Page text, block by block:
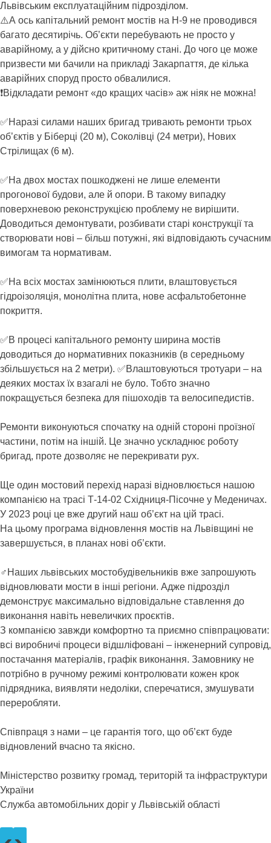
Львівським експлуатаційним підрозділом.
⚠️А ось капітальний ремонт мостів на Н-9 не проводився
багато десятирічь. Об’єкти перебувають не просто у
аварійному, а у дійсно критичному стані. До чого це може
призвести ми бачили на прикладі Закарпаття, де кілька
аварійних споруд просто обвалилися.
❗️Відкладати ремонт «до кращих часів» аж ніяк не можна!
✅Наразі силами наших бригад тривають ремонти трьох
об’єктів у Біберці (20 м), Соколівці (24 метри), Нових
Стрілищах (6 м).
✅На двох мостах пошкоджені не лише елементи
прогонової будови, але й опори. В такому випадку
поверхневою реконструкцією проблему не вирішити.
Доводиться демонтувати, розбивати старі конструкції та
створювати нові – більш потужні, які відповідають сучасним
вимогам та нормативам.
✅На всіх мостах замінюються плити, влаштовується
гідроізоляція, монолітна плита, нове асфальтобетонне
покриття.
✅В процесі капітального ремонту ширина мостів
доводиться до нормативних показників (в середньому
збільшується на 2 метри). ✅Влаштовуються тротуари – на
деяких мостах їх взагалі не було. Тобто значно
покращується безпека для пішоходів та велосипедистів.
Ремонти виконуються спочатку на одній стороні проїзної
частини, потім на іншій. Це значно ускладнює роботу
бригад, проте дозволяє не перекривати рух.
Ще один мостовий перехід наразі відновлюється нашою
компанією на трасі Т-14-02 Східниця-Пісочне у Меденичах.
У 2023 році це вже другий наш об’єкт на цій трасі.
На цьому програма відновлення мостів на Львівщині не
завершується, в планах нові об’єкти.
‍♂️Наших львівських мостобудівельників вже запрошують
відновлювати мости в інші регіони. Адже підрозділ
демонструє максимально відповідальне ставлення до
виконання навіть невеличких проєктів.
З компанією завжди комфортно та приємно співпрацювати:
всі виробничі процеси відшліфовані – інженерний супровід,
постачання матеріалів, графік виконання. Замовнику не
потрібно в ручному режимі контролювати кожен крок
підрядника, виявляти недоліки, сперечатися, змушувати
переробляти.
Співпраця з нами – це гарантія того, що об’єкт буде
відновлений вчасно та якісно.
Міністерство розвитку громад, територій та інфраструктури
України
Служба автомобільних доріг у Львівській області